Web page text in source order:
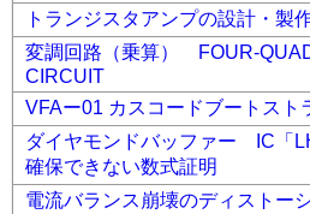
トランジスタアンプの設計・
変調回路（乗算） FOUR-
CIRCUIT
VFAー01 カスコードブートス
ダイヤモンドバッファー IC「
確保できない数式証明
電流バランス崩壊のディストー